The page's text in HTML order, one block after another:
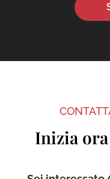
Inizia